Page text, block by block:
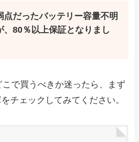
点だったバッテリー容量不明
、80％以上保証となりまし
で買うべきか迷ったら、まず
チェックしてみてください。